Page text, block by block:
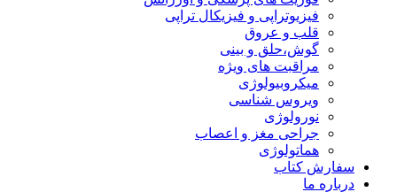
فیزیوتراپی و فیزیکال تراپی
قلب و عروق
گوش،حلق و بینی
مراقبت های ویژه
میکروبیولوژی
ویروس شناسی
نورولوژی
جراحی مغز و اعصاب
هماتولوژی
سفارش کتاب
درباره ما